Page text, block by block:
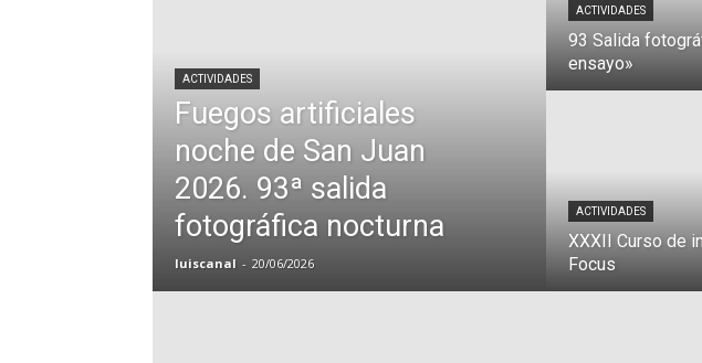
ACTIVIDADES
Fuegos artificiales
noche de San Juan
2026. 93ª salida
fotográfica nocturna
luiscanal - 20/06/2026
ACTIVIDADES
93 Salida
ensayo»
ACTIVIDADES
XXXII Curso de
Focus